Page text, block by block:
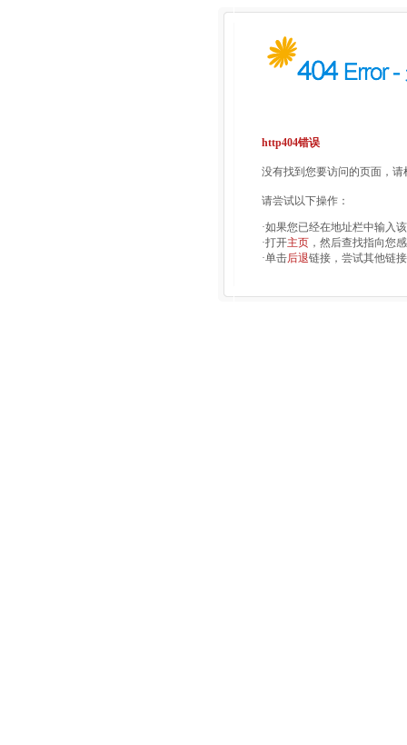
http404错误
没有找到您要访问的页面，
请尝试以下操作：
·如果您已经在地址栏中输入
·打开主页 ，然后查找指向您
·单击后退链接，尝试其他链